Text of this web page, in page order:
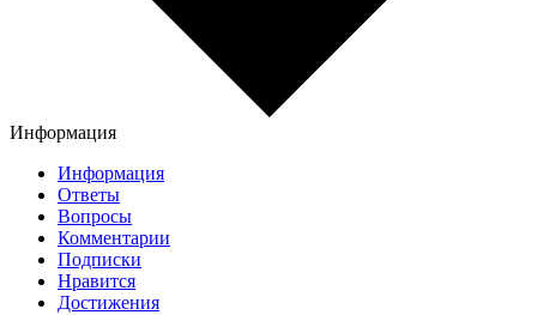
Информация
Информация
Ответы
Вопросы
Комментарии
Подписки
Нравится
Достижения